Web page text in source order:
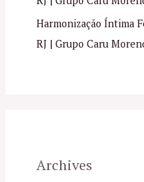
Harmonização Íntima
RJ | Grupo Caru
Archives